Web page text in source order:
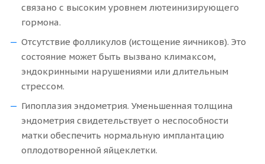
связано с высоким уровнем лютеинизирующего
гормона.
Отсутствие фолликулов (истощение яичников). Это
состояние может быть вызвано климаксом,
эндокринными нарушениями или длительным
стрессом.
Гипоплазия эндометрия. Уменьшенная толщина
эндометрия свидетельствует о неспособности
матки обеспечить нормальную имплантацию
оплодотворенной яйцеклетки.